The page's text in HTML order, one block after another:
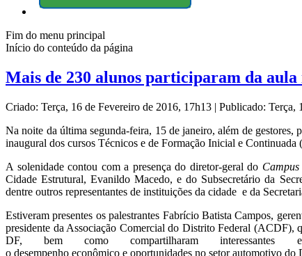
Fim do menu principal
Início do conteúdo da página
Mais de 230 alunos participaram da
Criado: Terça, 16 de Fevereiro de 2016, 17h13 | Publicado: Terça,
Na noite da última segunda-feira, 15 de janeiro, além de gestores,
inaugural dos cursos Técnicos e de Formação Inicial e
A solenidade contou com a presença do diretor-geral do Campus
Cidade Estrutural, Evanildo Macedo, e do Subsecretário da
dentre outros representantes de instituições da cidade e da
Estiveram presentes os palestrantes Fabrício Batista Campos,
presidente da Associação Comercial do Distrito Federal (ACDF),
DF, bem como compartilharam interessantes
o desempenho econômico e oportunidades no setor automotivo do